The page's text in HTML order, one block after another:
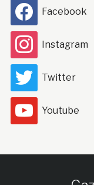
Facebook
Instagram
Twitter
Youtube